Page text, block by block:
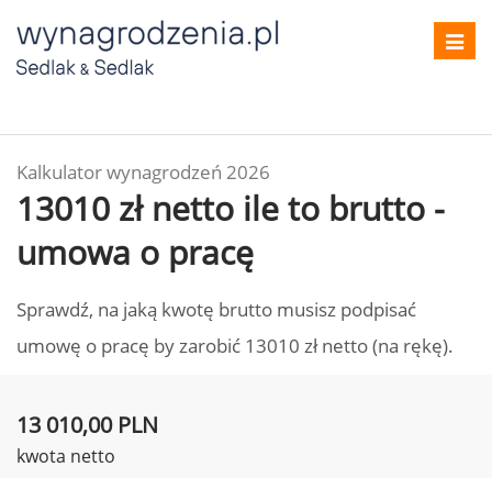
Kalkulator wynagrodzeń 2026
13010 zł netto ile to brutto -
umowa o pracę
Sprawdź, na jaką kwotę brutto musisz podpisać
umowę o pracę by zarobić 13010 zł netto (na rękę).
13 010,00 PLN
kwota netto